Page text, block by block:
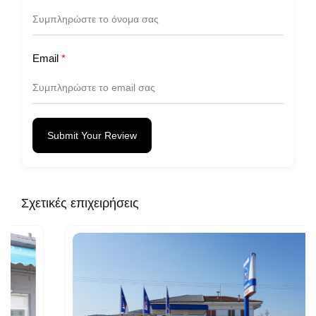
Email *
Submit Your Review
Σχετικές επιχειρήσεις